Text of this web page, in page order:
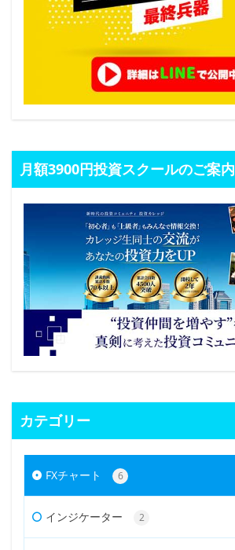
月額3900円投資スクールのご案内
カテゴリー
FXチャート 6
インジケーター 2